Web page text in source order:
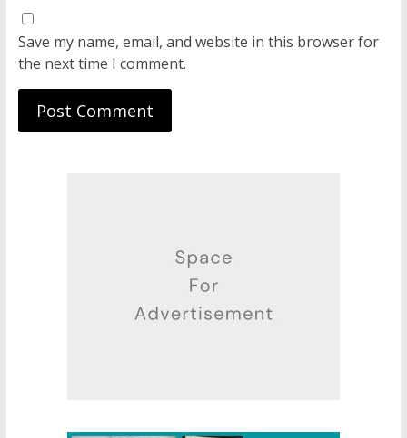
Save my name, email, and website in this browser for
the next time I comment.